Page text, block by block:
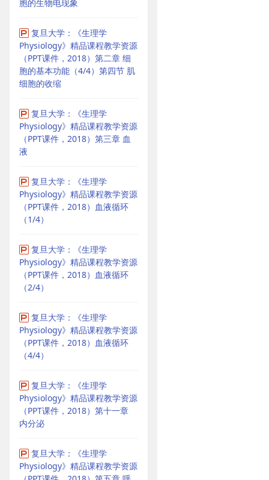
胞的生物电现象
复旦大学：《生理学
Physiology》精品课程教学资源
（PPT课件，2018）第二章 细
胞的基本功能（4/4）第四节 肌
细胞的收缩
复旦大学：《生理学
Physiology》精品课程教学资源
（PPT课件，2018）第三章 血
液
复旦大学：《生理学
Physiology》精品课程教学资源
（PPT课件，2018）血液循环
（1/4）
复旦大学：《生理学
Physiology》精品课程教学资源
（PPT课件，2018）血液循环
（2/4）
复旦大学：《生理学
Physiology》精品课程教学资源
（PPT课件，2018）血液循环
（4/4）
复旦大学：《生理学
Physiology》精品课程教学资源
（PPT课件，2018）第十一章
内分泌
复旦大学：《生理学
Physiology》精品课程教学资源